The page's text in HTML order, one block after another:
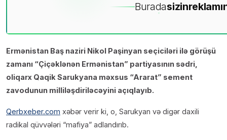
Buradasizin
Ermənistan Baş naziri Nikol Paşinyan seçiciləri ilə görüşü
zamanı “Çiçəklənən Ermənistan” partiyasının sədri,
oliqarx Qaqik Sarukyana məxsus “Ararat” sement
zavodunun milliləşdiriləcəyini açıqlayıb.
Qerbxeber.com xəbər verir ki, o, Sarukyan və digər daxili
radikal qüvvələri “mafiya” adlandırıb.